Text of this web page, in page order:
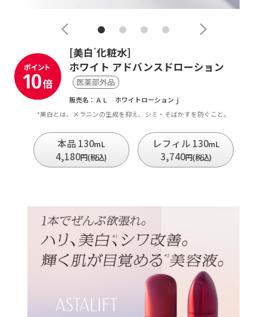
[美白*化粧水]
ホワイト アドバンスドローション
医薬部外品
販売名：ＡＬ ホワイトローションｊ
*美白とは、メラニンの生成を抑え、シミ・そばかすを防ぐこと。
本品 130mL
4,180円(税込)
レフィル 130mL
3,740円(税込)